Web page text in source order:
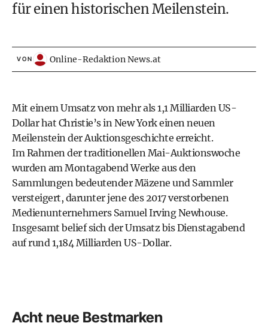
für einen historischen Meilenstein.
VON Online-Redaktion News.at
Mit einem Umsatz von mehr als 1,1 Milliarden US-
Dollar hat Christie’s in New York einen neuen
Meilenstein der Auktionsgeschichte erreicht.
Im Rahmen der traditionellen Mai-Auktionswoche
wurden am Montagabend Werke aus den
Sammlungen bedeutender Mäzene und Sammler
versteigert, darunter jene des 2017 verstorbenen
Medienunternehmers Samuel Irving Newhouse.
Insgesamt belief sich der Umsatz bis Dienstagabend
auf rund 1,184 Milliarden US-Dollar.
Acht neue Bestmarken